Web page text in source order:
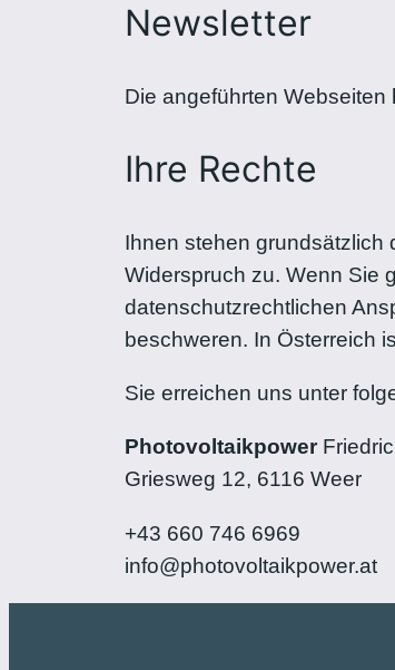
Newsletter
Die angeführten
Ihre Rechte
Ihnen stehen grundsätzlich
Widerspruch zu. Wenn Sie
datenschutzrechtlichen
beschweren. In Österreich
Sie erreichen uns unter
Photovoltaikpower
Griesweg 12, 6116 Weer
+43 660 746 6969
info@photovoltaikpower.at